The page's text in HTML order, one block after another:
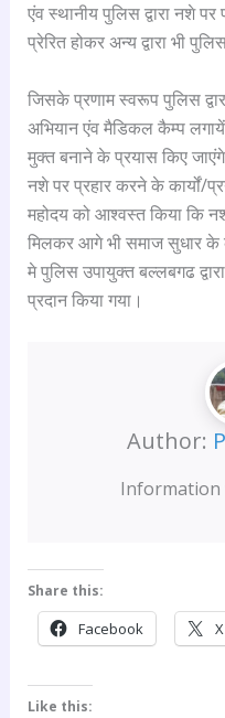
एंव स्थानीय पुलिस द्वारा नशे
प्रेरित होकर अन्य द्वारा भी
जिसके प्रणाम स्वरूप पुलिस
अभियान एंव मैडिकल कैम्प
मुक्त बनाने के प्रयास किए
नशे पर प्रहार करने के कार्यों/
महोदय को आश्वस्त किया कि
मिलकर आगे भी समाज सुधार के
मे पुलिस उपायुक्त बल्लबगढ
प्रदान किया गया।
Author:
Information
Share this:
Facebook X
Like this: